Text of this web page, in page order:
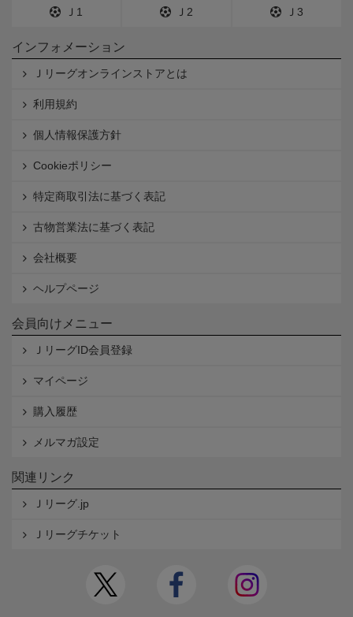
Ｊ1 Ｊ2 Ｊ3
インフォメーション
Ｊリーグオンラインストアとは
利用規約
個人情報保護方針
Cookieポリシー
特定商取引法に基づく表記
古物営業法に基づく表記
会社概要
ヘルプページ
会員向けメニュー
ＪリーグID会員登録
マイページ
購入履歴
メルマガ設定
関連リンク
Ｊリーグ.jp
Ｊリーグチケット